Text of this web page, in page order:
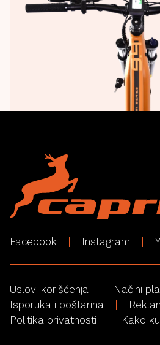
Facebook Instagram
Uslovi korišćenja
Načini
Isporuka i poštarina
Politika privatnosti
Kako